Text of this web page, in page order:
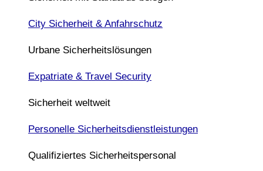
City Sicherheit & Anfahrschutz
Urbane Sicherheitslösungen
Expatriate & Travel Security
Sicherheit weltweit
Personelle Sicherheitsdienstleistungen
Qualifiziertes Sicherheitspersonal